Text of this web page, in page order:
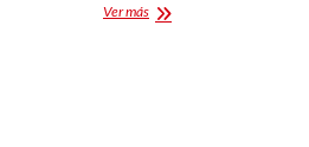
Ver másHOSPITAL